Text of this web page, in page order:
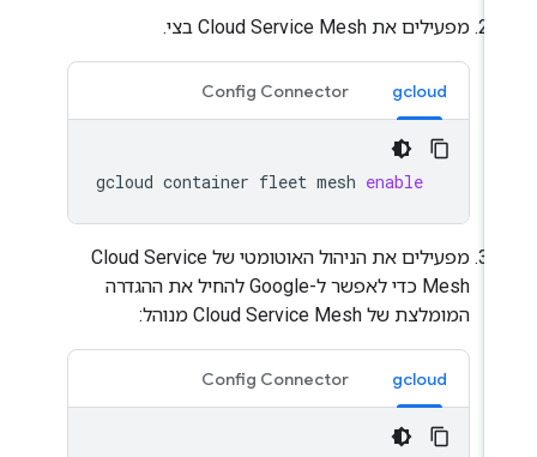
מפעילים את Cloud Service Mesh בצי.
gcloud
Config Connector
gcloud container fleet mesh enable
מפעילים את הניהול האוטומטי של Cloud Service
Mesh כדי לאפשר ל-Google להחיל את ההגדרה
המומלצת של Cloud Service Mesh מנוהל:
gcloud
Config Connector